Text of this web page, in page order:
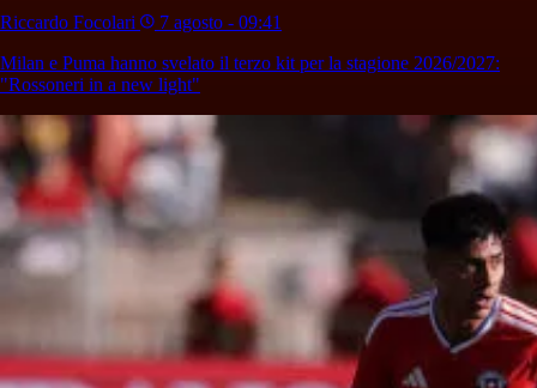
Riccardo Focolari
7 agosto - 09:41
Milan e Puma hanno svelato il terzo kit per la stagione 2026/2027:
"Rossoneri in a new light"